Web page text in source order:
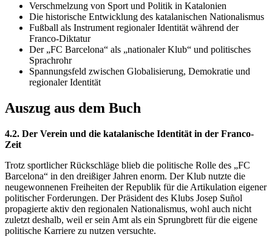
Verschmelzung von Sport und Politik in Katalonien
Die historische Entwicklung des katalanischen Nationalismus
Fußball als Instrument regionaler Identität während der
Franco-Diktatur
Der „FC Barcelona“ als „nationaler Klub“ und politisches
Sprachrohr
Spannungsfeld zwischen Globalisierung, Demokratie und
regionaler Identität
Auszug aus dem Buch
4.2. Der Verein und die katalanische Identität in der Franco-
Zeit
Trotz sportlicher Rückschläge blieb die politische Rolle des „FC
Barcelona“ in den dreißiger Jahren enorm. Der Klub nutzte die
neugewonnenen Freiheiten der Republik für die Artikulation eigener
politischer Forderungen. Der Präsident des Klubs Josep Suñol
propagierte aktiv den regionalen Nationalismus, wohl auch nicht
zuletzt deshalb, weil er sein Amt als ein Sprungbrett für die eigene
politische Karriere zu nutzen versuchte.